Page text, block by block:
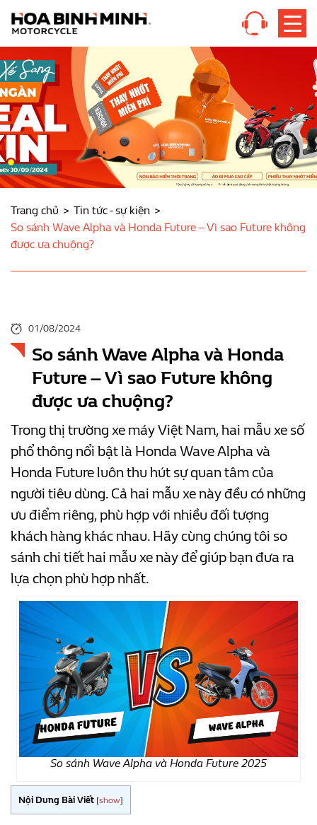
Trang chủ
Tin tức - sự kiện
So sánh Wave Alpha và Honda Future – Vì sao Future không
được ưa chuộng?
01/08/2024
So sánh Wave Alpha và Honda
Future – Vì sao Future không
được ưa chuộng?
Trong thị trường xe máy Việt Nam, hai mẫu xe số
phổ thông nổi bật là Honda Wave Alpha và
Honda Future luôn thu hút sự quan tâm của
người tiêu dùng. Cả hai mẫu xe này đều có những
ưu điểm riêng, phù hợp với nhiều đối tượng
khách hàng khác nhau. Hãy cùng chúng tôi so
sánh chi tiết hai mẫu xe này để giúp bạn đưa ra
lựa chọn phù hợp nhất.
So sánh Wave Alpha và Honda Future 2025
Nội Dung Bài Viết [show]